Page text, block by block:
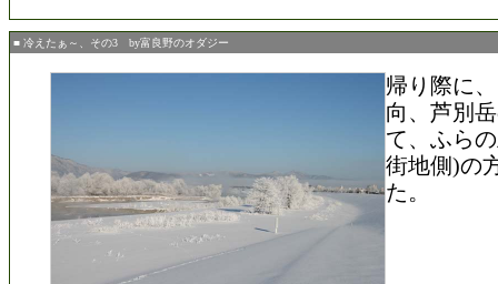
■ 冷えたぁ～、その3 by富良野のオダジー
帰り際に
向、芦別
て、ふら
街地側)の
た。